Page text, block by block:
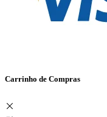
Carrinho de Compras